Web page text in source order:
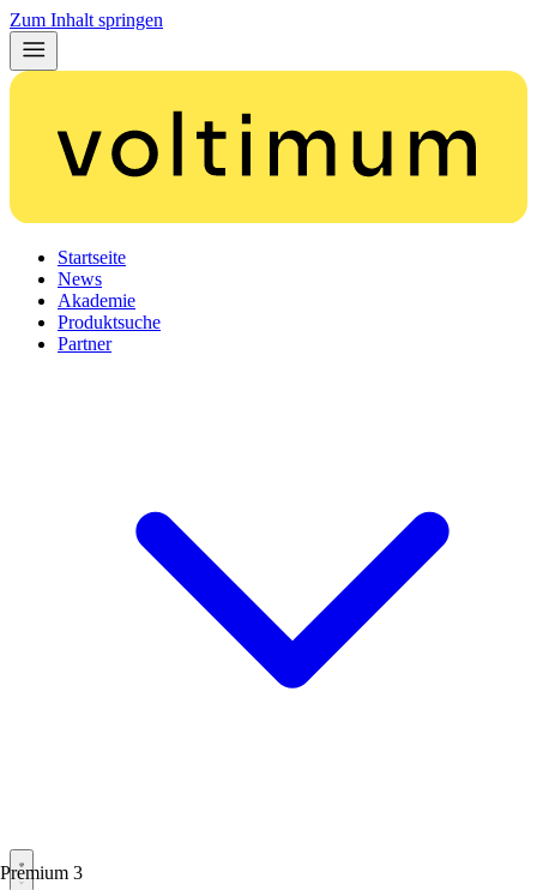
Zum Inhalt springen
Startseite
News
Akademie
Produktsuche
Partner
Premium 3